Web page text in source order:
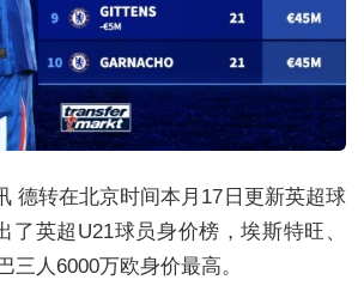
德转在北京时间本月17日更新英超球
了英超U21球员身价榜，埃斯特旺、
三人6000万欧身价最高。